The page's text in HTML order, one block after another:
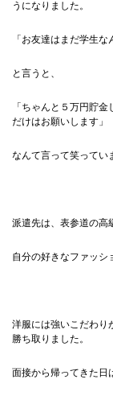
うになりました。
「お友達はまだ学生
と言うと、
「ちゃんと５万円貯
だけはお願いします」
なんて言って笑ってい
派遣先は、表参道の高
自分の好きなファッシ
洋服には強いこだわり
勝ち取りました。
面接から帰ってきた日